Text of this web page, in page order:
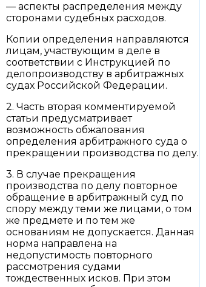
— аспекты распределения между
сторонами судебных расходов.
Копии определения направляются
лицам, участвующим в деле в
соответствии с Инструкцией по
делопроизводству в арбитражных
судах Российской Федерации.
2. Часть вторая комментируемой
статьи предусматривает
возможность обжалования
определения арбитражного суда о
прекращении производства по делу.
3. В случае прекращения
производства по делу повторное
обращение в арбитражный суд по
спору между теми же лицами, о том
же предмете и по тем же
основаниям не допускается. Данная
норма направлена на
недопустимость повторного
рассмотрения судами
тождественных исков. При этом